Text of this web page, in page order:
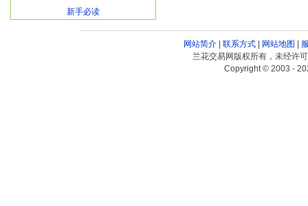
新手必读
网站简介| 联系方式| 网站地图 |
兰花交易网版权所有，未经许
Copyright © 2003 -